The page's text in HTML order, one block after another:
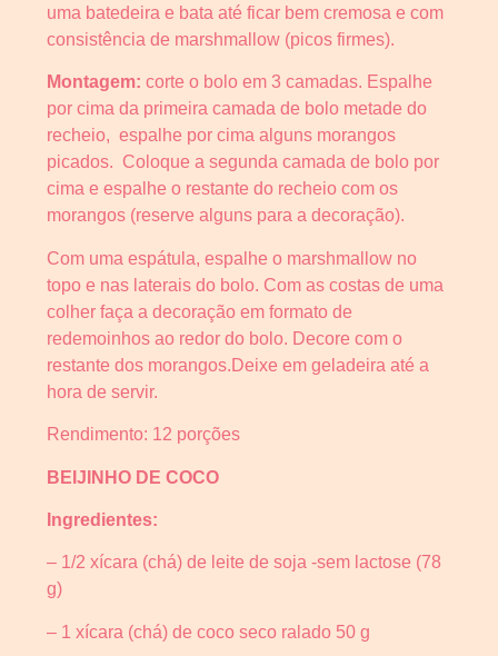
uma batedeira e bata até ficar bem cremosa e com
consistência de marshmallow (picos firmes).
Montagem: corte o bolo em 3 camadas. Espalhe
por cima da primeira camada de bolo metade do
recheio, espalhe por cima alguns morangos
picados. Coloque a segunda camada de bolo por
cima e espalhe o restante do recheio com os
morangos (reserve alguns para a decoração).
Com uma espátula, espalhe o marshmallow no
topo e nas laterais do bolo. Com as costas de uma
colher faça a decoração em formato de
redemoinhos ao redor do bolo. Decore com o
restante dos morangos.Deixe em geladeira até a
hora de servir.
Rendimento: 12 porções
BEIJINHO DE COCO
Ingredientes:
– 1/2 xícara (chá) de leite de soja -sem lactose (78
g)
– 1 xícara (chá) de coco seco ralado 50 g